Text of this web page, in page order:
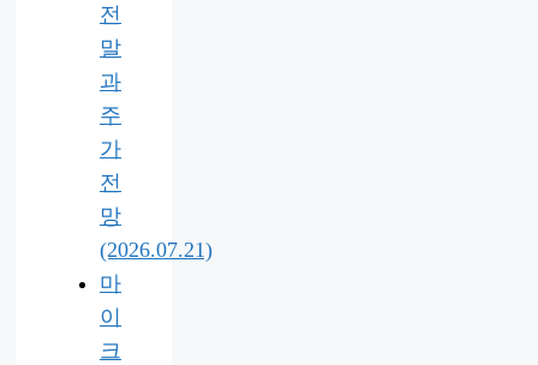
전
말
과
주
가
전
망
(2026.07.21)
마
이
크